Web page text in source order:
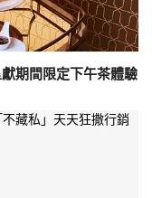
期間限定下午茶體驗